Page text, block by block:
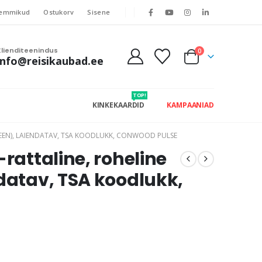
Ostukorv Sisene
0
TOP!
KINKEKAARDID KAMPAANIAD
LAIENDATAV, TSA KOODLUKK, CONWOOD PULSE
rattaline, roheline
TSA koodlukk,